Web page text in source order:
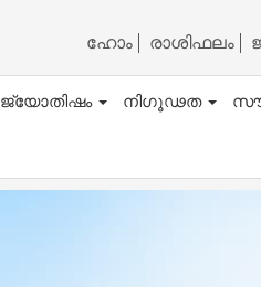
ഹോം രാശിഫലം
ജ്യോതിഷം നിഗൂഢത